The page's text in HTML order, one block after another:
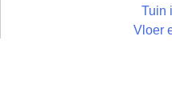
Tuin
Vloer